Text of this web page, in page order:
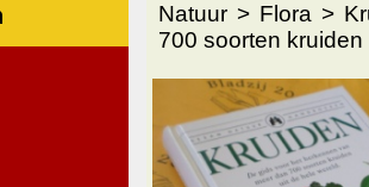
Natuur Flora
700 soorten